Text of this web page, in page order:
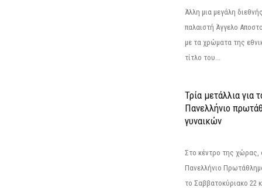
Άλλη μια μεγάλη
παλαιστή Άγγελο
με τα χρώματα της
τίτλο του...
Τρία μετάλλια για
Πανελλήνιο
γυναικών
Στο κέντρο της χώρας,
Πανελλήνιο
το Σαββατοκύριακο 22